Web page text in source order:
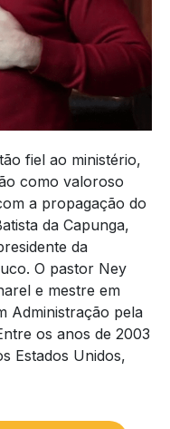
fiel ao ministério,
como valoroso
a propagação do
da Capunga,
da
O pastor Ney
e mestre em
Administração pela
os anos de 2003
Estados Unidos,